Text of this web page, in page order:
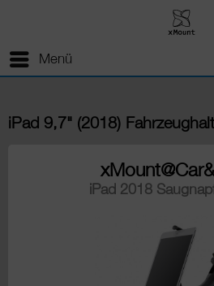
Menü
iPad 9,7" (2018)
iPad 2018